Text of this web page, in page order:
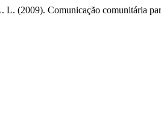
(2009). Comunicação comunitária